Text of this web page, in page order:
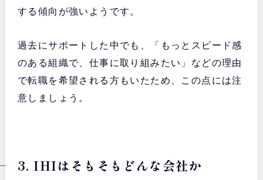
する傾向が強いようです。
過去にサポートした中でも、「もっとスピード感
のある組織で、仕事に取り組みたい」などの理由
で転職を希望される方もいたため、この点には注
意しましょう。
3. IHIはそもそもどんな会社か